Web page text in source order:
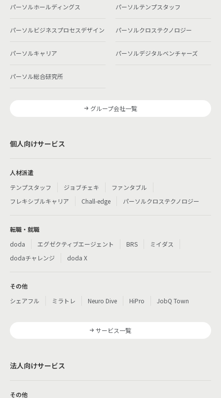
パーソルホールディングス パーソルテンプスタッフ
パーソルビジネスプロセスデザイン パーソルクロステクノロジー
パーソルキャリア パーソルデジタルベンチャーズ
パーソル総合研究所
グループ会社一覧
個人向けサービス
人材派遣
テンプスタッフ
ジョブチェキ
ファンタブル
フレキシブルキャリア
Chall-edge パーソルクロステクノロジー
転職・就職
doda
エグゼクティブエージェント BRS
ミイダス
dodaチャレンジ
doda X
その他
シェアフル
ミラトレ Neuro Dive HiPro JobQ Town
サービス一覧
法人向けサービス
その他